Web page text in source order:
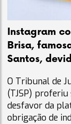
Instagram
Brisa,
Santos,
O Tribunal de
(TJSP) proferiu
desfavor da
obrigação de